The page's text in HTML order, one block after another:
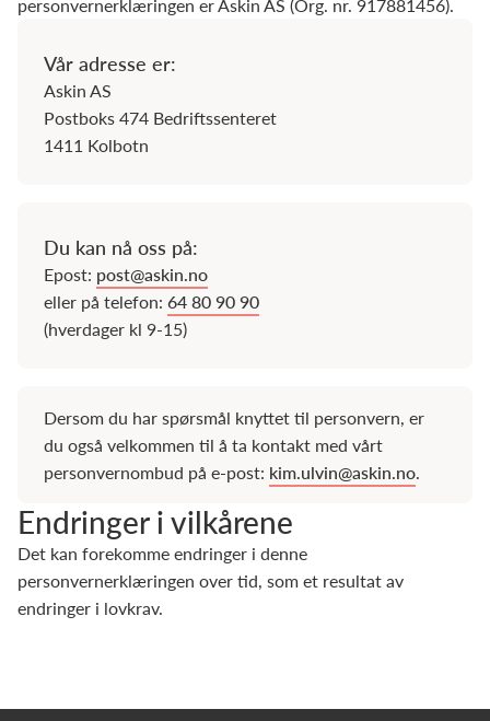
Vår adresse er:
Askin AS
Postboks 474 Bedriftssenteret
1411 Kolbotn
Du kan nå oss på:
Epost: post@askin.no
eller på telefon: 64 80 90 90
(hverdager kl 9-15)
Dersom du har spørsmål knyttet til personvern, er
du også velkommen til å ta kontakt med vårt
personvernombud på e-post: kim.ulvin@askin.no.
Endringer i vilkårene
Det kan forekomme endringer i denne
personvernerklæringen over tid, som et resultat av
endringer i lovkrav.